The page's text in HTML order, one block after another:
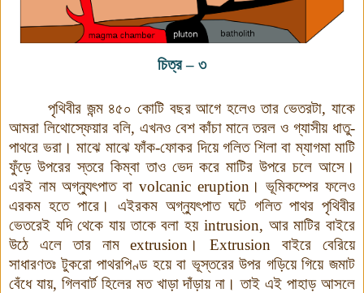
চিত্র– ৩
পৃথিবীর জন্ম ৪৫০ কোটি বছর আগে হলেও তার ভেতরটা, যাকে
আমরা লিথোস্ফেয়ার বলি, এখনও বেশ কাঁচা মানে তরল ও গ্যাসীয় ধাতু-
পাথরে ভরা। মাঝে মাঝে ফাঁক-ফোকর দিয়ে গলিত শিলা বা ম্যাগমা মাটি
ফুঁড়ে উপরের স্তরে কিম্বা তাও ভেদ করে মাটির উপরে চলে আসে।
এরই নাম অগ্ন্যুৎপাত বা volcanic eruption ।ভূমিকম্পের ফলেও
এরকম হতে পারে। এইরকম অগ্ন্যুৎপাত ঘটে গলিত পাথর পৃথিবীর
ভেতরেই যদি থেকে যায় তাকে বলা হয় intrusion, আর মাটির বাইরে
উঠে এলে তার নামextrusion । Extrusion বাইরে বেরিয়ে
সাধারণতঃ টুকরো পাথরপিণ্ড হয়ে বা ভূস্তরের উপর গড়িয়ে গিয়ে জমাট
বেঁধে যায়, গিলবার্ট হিলের মত খাড়া দাঁড়ায় না। তাই এই পাহাড় আসলে